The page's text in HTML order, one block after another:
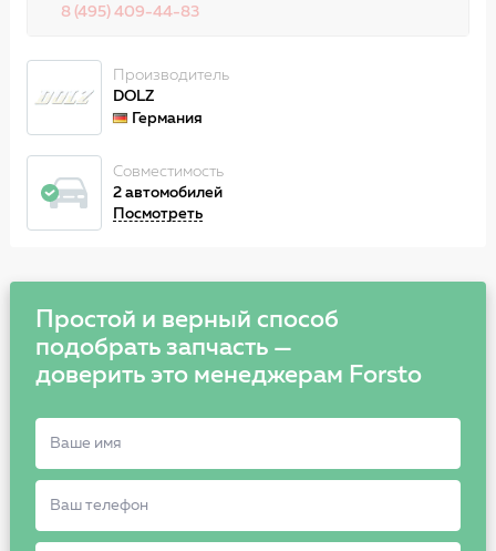
8 (495) 409-44-83
Производитель
DOLZ
Германия
Совместимость
2 автомобилей
Посмотреть
Простой и верный способ
подобрать запчасть —
доверить это менеджерам Forsto